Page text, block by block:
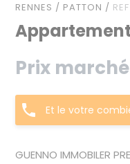
RENNES / PATTON /
Appartement
Prix marché
Et le votre
GUENNO IMMOBILER